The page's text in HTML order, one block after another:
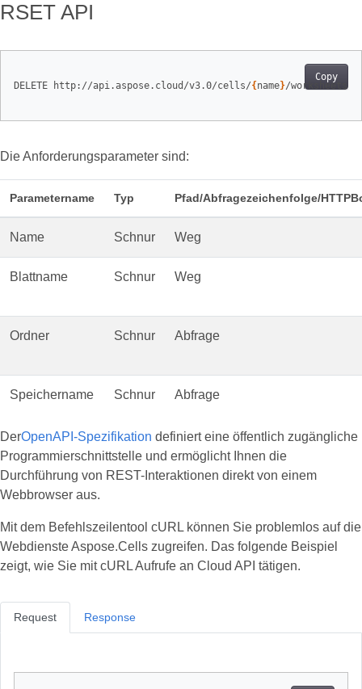
RSET API
Copy
DELETE http://api.aspose.cloud/v3.0/cells/{ name}/worksheets/
Die Anforderungsparameter sind:
Parametername Typ Pfad/Abfragezeichenfolge/
Name Schnur Weg
Blattname Schnur Weg
Ordner Schnur Abfrage
Speichername Schnur Abfrage
DerOpenAPI-Spezifikation definiert eine öffentlich zugängliche
Programmierschnittstelle und ermöglicht Ihnen die
Durchführung von REST-Interaktionen direkt von einem
Webbrowser aus.
Mit dem Befehlszeilentool cURL können Sie problemlos auf die
Webdienste Aspose.Cells zugreifen. Das folgende Beispiel
zeigt, wie Sie mit cURL Aufrufe an Cloud API tätigen.
Request Response